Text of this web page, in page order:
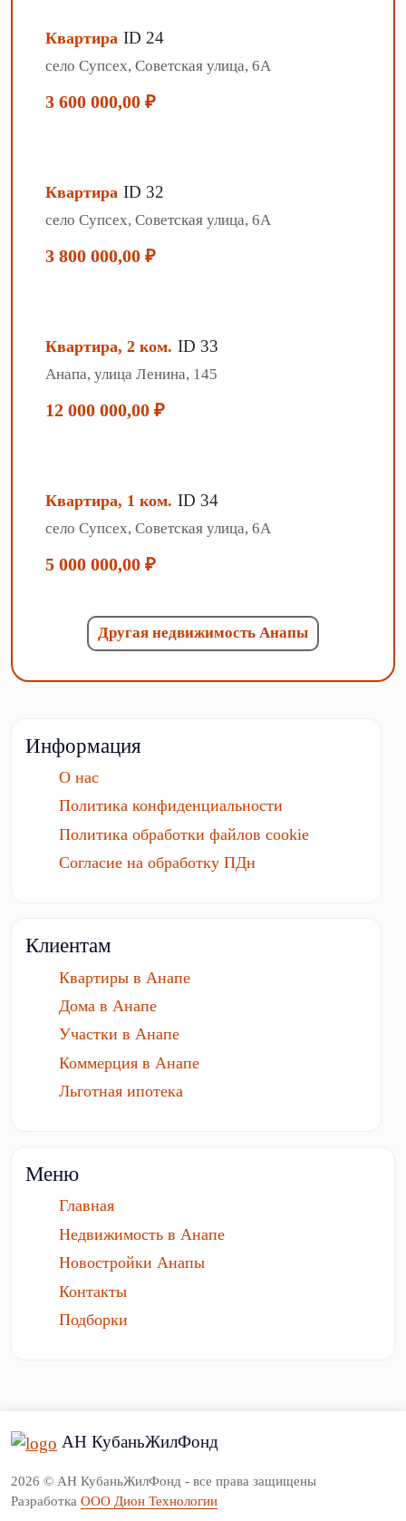
Квартира ID 24
село Супсех, Советская улица, 6А
3 600 000,00 ₽
Квартира ID 32
село Супсех, Советская улица, 6А
3 800 000,00 ₽
Квартира, 2 ком. ID 33
Анапа, улица Ленина, 145
12 000 000,00 ₽
Квартира, 1 ком. ID 34
село Супсех, Советская улица, 6А
5 000 000,00 ₽
Другая недвижимость Анапы
Информация
О нас
Политика конфиденциальности
Политика обработки файлов cookie
Согласие на обработку ПДн
Клиентам
Квартиры в Анапе
Дома в Анапе
Участки в Анапе
Коммерция в Анапе
Льготная ипотека
Меню
Главная
Недвижимость в Анапе
Новостройки Анапы
Контакты
Подборки
АН КубаньЖилФонд
2026 © АН КубаньЖилФонд - все права защищены
Разработка ООО Дион Технологии